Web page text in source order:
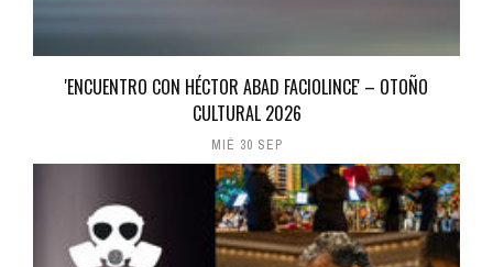
'ENCUENTRO CON HÉCTOR ABAD FACIOLINCE' – OTOÑO
CULTURAL 2026
MIÉ 30 SEP